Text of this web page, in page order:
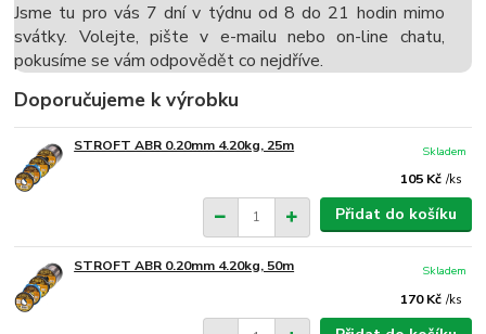
Jsme tu pro vás 7 dní v týdnu od 8 do 21 hodin mimo
svátky. Volejte, pište v e-mailu nebo on-line chatu,
pokusíme se vám odpovědět co nejdříve.
Doporučujeme k výrobku
STROFT ABR 0.20mm 4.20kg, 25m
105 Kč /ks
Skladem
Přidat do košíku
STROFT ABR 0.20mm 4.20kg, 50m
170 Kč /ks
Skladem